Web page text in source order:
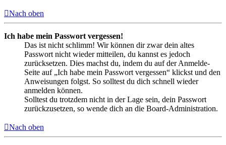
Nach oben
Ich habe mein Passwort vergessen!
Das ist nicht schlimm! Wir können dir zwar dein altes
Passwort nicht wieder mitteilen, du kannst es jedoch
zurücksetzen. Dies machst du, indem du auf der Anmelde-
Seite auf „Ich habe mein Passwort vergessen“ klickst und den
Anweisungen folgst. So solltest du dich schnell wieder
anmelden können.
Solltest du trotzdem nicht in der Lage sein, dein Passwort
zurückzusetzen, so wende dich an die Board-Administration.
Nach oben